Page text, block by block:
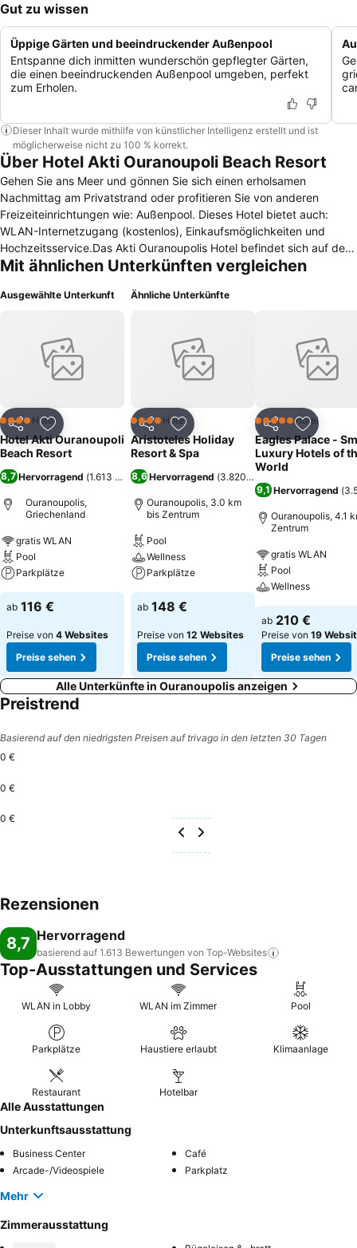
Gut zu wissen
Üppige Gärten und beeindruckender Außenpool
Entspanne dich inmitten wunderschön gepflegter Gärten,
die einen beeindruckenden Außenpool umgeben, perfekt
zum Erholen.
Dieser Inhalt wurde mithilfe von künstlicher Intelligenz erstellt und ist
möglicherweise nicht zu 100 % korrekt.
Über Hotel Akti Ouranoupoli Beach Resort
Gehen Sie ans Meer und gönnen Sie sich einen erholsamen
Nachmittag am Privatstrand oder profitieren Sie von anderen
Freizeiteinrichtungen wie: Außenpool. Dieses Hotel bietet auch:
WLAN-Internetzugang (kostenlos), Einkaufsmöglichkeiten und
Hochzeitsservice.Das Akti Ouranoupolis Hotel befindet sich auf der
Halbinsel Chalkidiki an der Grenze zur Mönchsrepublik Athos und
Rezeption mit Safe, Restaurant, Bar, Swimmingpool mit separatem
Gebühr). Parkplätze stehen vor Ort zur Verfügung. Die Zimmer sind
ausgestattet mit: Badezimmer mit Föhn, Telefon, TV, Klimaanlage,
Kühlschrank, Safe, WLAN Internet-Zugang und Balkon oder
Mit ähnlichen Unterkünften vergleichen
Ausgewählte Unterkunft
Teilen Zu Favoriten hinzufügen
4 SterneHotel
Hotel Akti Ouranoupoli
Beach Resort
8,7 Hervorragend (1.613 Bewertungen)
Ouranoupolis,
Griechenland
gratis WLAN
Pool
Parkplätze
ab 116 €
Preise von 4 Websites
Preise sehen
Ähnliche Unterkünfte
Teilen Zu Favoriten hinzufügen
4 SterneHotel
Aristoteles Holiday
Resort & Spa
8,6Hervorragend (3.820 Bewertungen
Ouranoupolis, 3.0 km
bis Zentrum
Pool
Wellness
Parkplätze
ab 148 €
Preise von 12 Websites
Preise sehen
Teilen Zu
5 Sterne Hotel
Eagles Palace -
Luxury Hotels of
World
9,1 Hervorragend (
Ouranoupolis, 4.1
Zentrum
gratis WLAN
Pool
Wellness
ab 210 €
Preise von 19
Preise sehen
Alle Unterkünfte in Ouranoupolis anzeigen
Preistrend
Basierend auf den niedrigsten Preisen auf trivago in den letzten 30 Tagen
0 €
0 €
0 €
Rezensionen
8,7 Hervorragend
basierend auf 1.613 Bewertungen von Top-Websites
Top-Ausstattungen und Services
WLAN in Lobby WLAN im Zimmer Pool
Parkplätze Haustiere erlaubt Klimaanlage
Restaurant Hotelbar
Alle Ausstattungen
Unterkunftsausstattung
Business Center
Café
Arcade-/Videospiele
Parkplatz
Mehr
Zimmerausstattung